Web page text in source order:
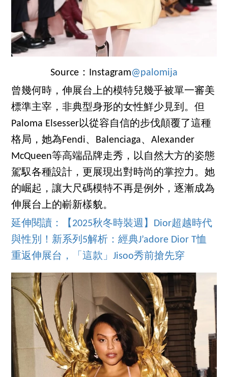
Source：Instagram@palomija
曾幾何時，伸展台上的模特兒幾乎被單一審美
標準主宰，非典型身形的女性鮮少見到。但
Paloma Elsesser以從容自信的步伐顛覆了這種
格局，她為Fendi、Balenciaga、Alexander
McQueen等高端品牌走秀，以自然大方的姿態
駕馭各種設計，更展現出對時尚的掌控力。她
的崛起，讓大尺碼模特不再是例外，逐漸成為
伸展台上的嶄新樣貌。
延伸閱讀：【2025秋冬時裝週】Dior超越時代
與性別！新系列5解析：經典J’adore Dior T恤
重返伸展台，「這款」Jisoo秀前搶先穿